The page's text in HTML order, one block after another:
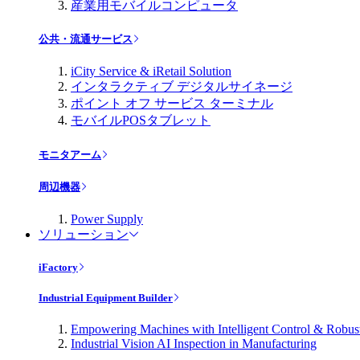
産業用モバイルコンピュータ
公共・流通サービス
iCity Service & iRetail Solution
インタラクティブ デジタルサイネージ
ポイント オフ サービス ターミナル
モバイルPOSタブレット
モニタアーム
周辺機器
Power Supply
ソリューション
iFactory
Industrial Equipment Builder
Empowering Machines with Intelligent Control &
Industrial Vision AI Inspection in Manufacturing